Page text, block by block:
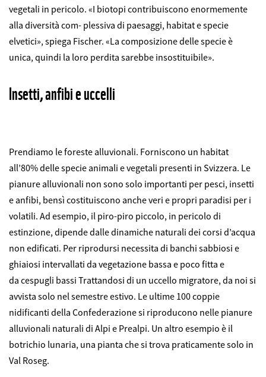
vegetali in pericolo. «I biotopi contribuiscono enormemente
alla diversità com- plessiva di paesaggi, habitat e specie
elvetici», spiega Fischer. «La composizione delle specie è
unica, quindi la loro perdita sarebbe insostituibile».
Insetti, anfibi e uccelli
Prendiamo le foreste alluvionali. Forniscono un habitat
all’80% delle specie animali e vegetali presenti in Svizzera. Le
pianure alluvionali non sono solo importanti per pesci, insetti
e anfibi, bensì costituiscono anche veri e propri paradisi per i
volatili. Ad esempio, il piro-piro piccolo, in pericolo di
estinzione, dipende dalle dinamiche naturali dei corsi d’acqua
non edificati. Per riprodursi necessita di banchi sabbiosi e
ghiaiosi intervallati da vegetazione bassa e poco fitta e
da cespugli bassi Trattandosi di un uccello migratore, da noi si
avvista solo nel semestre estivo. Le ultime 100 coppie
nidificanti della Confederazione si riproducono nelle pianure
alluvionali naturali di Alpi e Prealpi. Un altro esempio è il
botrichio lunaria, una pianta che si trova praticamente solo in
Val Roseg.